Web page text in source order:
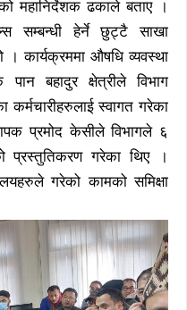
महानिर्देशक ढकाले बताए ।
सम्बन्धी हेर्ने छुट्टै साखा
कार्यक्रममा औषधि व्यवस्था
पान बहादुर क्षेत्रीले विभाग
कर्मचारीहरुलाई स्वागत गरेका
प्रमोद केसीले विभागले ६
प्रस्तुतिकरण गरेका थिए ।
गरेको कामको समिक्षा